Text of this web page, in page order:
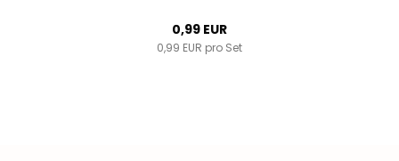
0,99 EUR
0,99 EUR pro Set